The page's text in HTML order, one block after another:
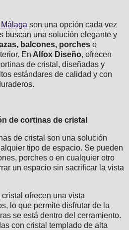
son una opción cada vez
buscan una solución elegante y
balcones, porches o
En Alfox Diseño, ofrecen
de cristal, diseñadas y
estándares de calidad y con
de cortinas de cristal
de cristal son una solución
tipo de espacio. Se pueden
porches o en cualquier otro
un espacio sin sacrificar la vista
cristal ofrecen una vista
lo que permite disfrutar de la
se está dentro del cerramiento.
con cristal templado de alta